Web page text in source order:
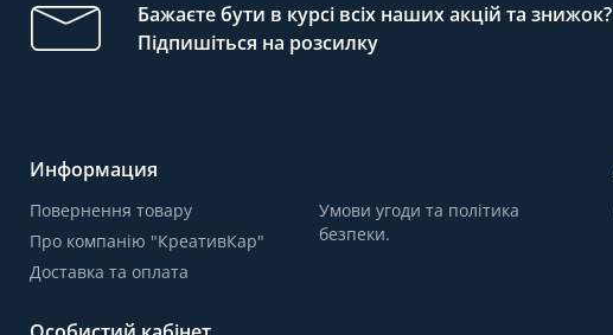
Бажаєте бути в курсі всіх наших акцій та знижок?
Підпишіться на розсилку
Информация
Повернення товару
Про компанію "КреативКар"
Доставка та оплата
Умови угоди та політика
безпеки.